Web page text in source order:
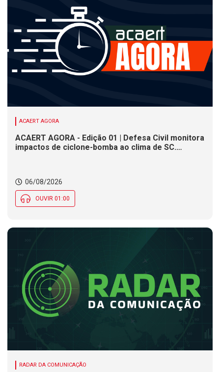
ACAERT AGORA
ACAERT AGORA - Edição 01 | Defesa Civil monitora
impactos de ciclone-bomba ao clima de SC.
seletivo nesta quinta (6)
06/08/2026
OUVIR 01:00
RADAR DA COMUNICAÇÃO